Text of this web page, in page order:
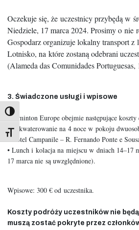
Toggle Font size
Oczekuje się, że uczestnicy przybędą w
Niedziele, 17 marca 2024. Prosimy o nie
Gospodarz organizuje lokalny transport z
Lotnisko, na które zostaną odebrani
(Alameda das Comunidades
3. Świadczone usługi i wpisowe
Badminton Europe obejmie następujące
• Zakwaterowanie na 4 noce w pokoju
• Hotel Campanile – R. Fernando Ponte e
• Lunch i kolacja na miejscu w dniach 14–17
17 marca nie są uwzględnione).
Wpisowe: 300 € od uczestnika.
Koszty podróży uczestników nie
muszą zostać pokryte przez